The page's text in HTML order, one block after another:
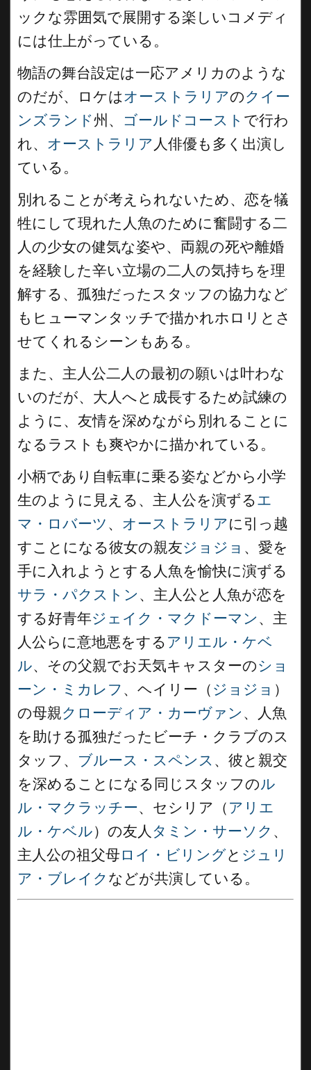
ックな雰囲気で展開する楽しいコメディ
には仕上がっている。
物語の舞台設定は一応アメリカのような
のだが、ロケはオーストラリアのクイー
ンズランド州、 ゴールドコースト で行わ
れ、 オーストラリア 人俳優も多く出演し
ている。
別れることが考えられないため、恋を犠
牲にして現れた人魚のために奮闘する二
人の少女の健気な姿や、両親の死や離婚
を経験した辛い立場の二人の気持ちを理
解する、孤独だったスタッフの協力など
もヒューマンタッチで描かれホロリとさ
せてくれるシーンもある。
また、主人公二人の最初の願いは叶わな
いのだが、大人へと成長するため試練の
ように、友情を深めながら別れることに
なるラストも爽やかに描かれている。
小柄であり自転車に乗る姿などから小学
生のように見える、主人公を演ずるエ
マ・ロバーツ 、 オーストラリアに引っ越
すことになる彼女の親友ジョジョ 、愛を
手に入れようとする人魚を愉快に演ずる
サラ・パクストン 、主人公と人魚が恋を
する好青年ジェイク・マクドーマン 、主
人公らに意地悪をする アリエル・ケベ
ル、その父親でお天気キャスターのショ
ーン・ミカレフ 、ヘイリー（ ジョジョ ）
の母親クローディア・カーヴァン 、人魚
を助ける孤独だったビーチ・クラブのス
タッフ、 ブルース・スペンス 、彼と親交
を深めることになる同じスタッフのル
ル・マクラッチー、セシリア（ アリエ
ル・ケベル）の友人 タミン・サーソク 、
主人公の祖父母 ロイ・ビリングと ジュリ
ア・ブレイク などが共演している。